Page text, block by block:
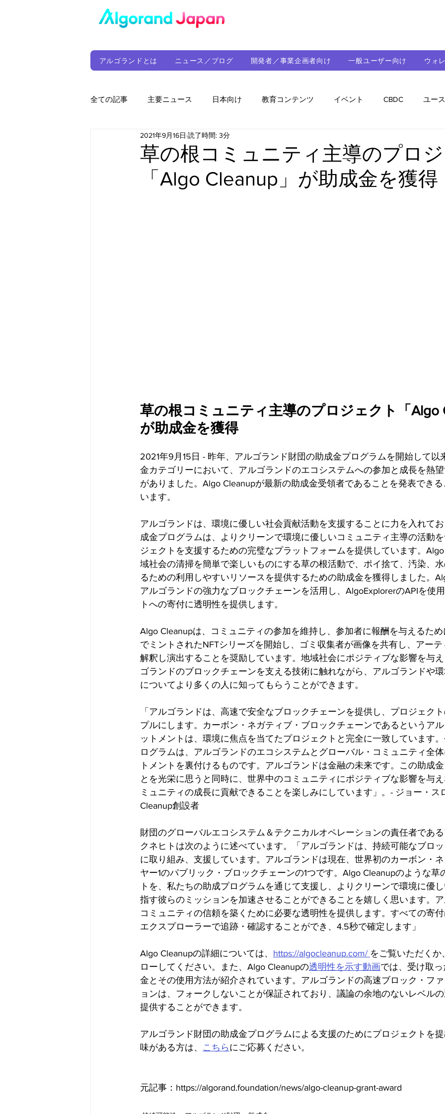
アルゴランドとは ニュース／ブログ 開発者／事業企画者向け 一般ユーザー向け ウォ
全ての記事 主要ニュース 日本向け 教育コンテンツ イベント CBDC ユー
ウォレット 定期レポート
アルゴランド財団 持続可能性 メルマガ 技術開発 ガバナンス
草の根コミュニティ主導のプロ
「Algo Cleanup」が助成金を獲得
2021年9月16日 読了時間: 3分
草の根コミュニティ主導のプロジェクト「Algo
が助成金を獲得
2021年9月15日 - 昨年、アルゴランド財団の助成金プログラムを開始して以
金カテゴリーにおいて、アルゴランドのエコシステムへの参加と成長を熱
がありました。Algo Cleanupが最新の助成金受領者であることを発表でき
います。
アルゴランドは、環境に優しい社会貢献活動を支援することに力を入れて
成金プログラムは、よりクリーンで環境に優しいコミュニティ主導の活動
ジェクトを支援するための完璧なプラットフォームを提供しています。
域社会の清掃を簡単で楽しいものにする草の根活動で、ポイ捨て、汚染、
るための利用しやすいリソースを提供するための助成金を獲得しました。
アルゴランドの強力なブロックチェーンを活用し、AlgoExplorerのAPIを使
トへの寄付に透明性を提供します。
Algo Cleanupは、コミュニティの参加を維持し、参加者に報酬を与えるた
でミントされたNFTシリーズを開始し、ゴミ収集者が画像を共有し、アーテ
解釈し演出することを奨励しています。地域社会にポジティブな影響を与
ゴランドのブロックチェーンを支える技術に触れながら、アルゴランドや
についてより多くの人に知ってもらうことができます。
「アルゴランドは、高速で安全なブロックチェーンを提供し、プロジェク
プルにします。カーボン・ネガティブ・ブロックチェーンであるというアル
ットメントは、環境に焦点を当てたプロジェクトと完全に一致しています
ログラムは、アルゴランドのエコシステムとグローバル・コミュニティ全
トメントを裏付けるものです。アルゴランドは金融の未来です。この助成
とを光栄に思うと同時に、世界中のコミュニティにポジティブな影響を与
ミュニティの成長に貢献できることを楽しみにしています」。- ジョー・ス
Cleanup創設者
財団のグローバルエコシステム＆テクニカルオペレーションの責任者であ
クネヒトは次のように述べています。「アルゴランドは、持続可能なブロ
に取り組み、支援しています。アルゴランドは現在、世界初のカーボン・
ヤー1のパブリック・ブロックチェーンの1つです。Algo Cleanupのような草
トを、私たちの助成プログラムを通じて支援し、よりクリーンで環境に優
指す彼らのミッションを加速させることができることを嬉しく思います。ア
コミュニティの信頼を築くために必要な透明性を提供します。すべての寄付
エクスプローラーで追跡・確認することができ、4.5秒で確定します」
Algo Cleanupの詳細については、 https://algocleanup.com/ をご覧いただくか、
ローしてください。また、Algo Cleanupの透明性を示す動画では、受け取
金とその使用方法が紹介されています。アルゴランドの高速ブロック・フ
ョンは、フォークしないことが保証されており、議論の余地のないレベル
提供することができます。
アルゴランド財団の助成金プログラムによる支援のためにプロジェクトを
味がある方は、 こちら にご応募ください。
元記事：https://algorand.foundation/news/algo-cleanup-grant-award